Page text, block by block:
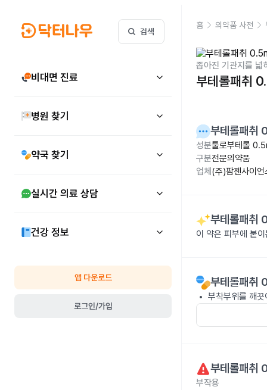
검색
비대면 진료
병원 찾기
약국 찾기
실시간 의료 상담
건강 정보
앱 다운로드
로그인/가입
홈 의약품 사전
좁아진 기관지를 넓
부테롤패취
부테롤패취
성분툴로부테롤
구분전문의약품
업체 (주)팜젠사이언
부테롤패취
이 약은 피부에 붙
부테롤패취
부착부위를 깨
부테롤패취
부작용